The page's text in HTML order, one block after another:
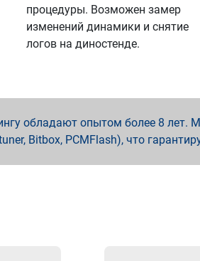
процедуры. Возможен замер
изменений динамики и снятие
логов на диностенде.
обладают опытом более 8 лет.
Bitbox, PCMFlash), что